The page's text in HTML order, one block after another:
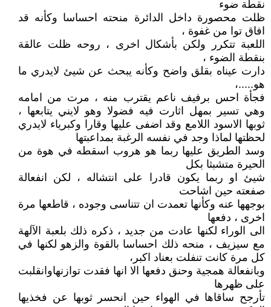
نقطة ضوء
ظلت محصورة داخل الدائرة منحته احساسا وكأنه قد
افاق توا من غفوة ،
اللعبة تتكرر ولكن بأشكال اخرى ، روحه ظلت عالقة
بنقطة الضوء ،
دارت عيناه بقلق واضح وكأنه يبحث عن شيئ لايدري ما
هو.....،
فجأة احس برفيف ناعم يقترب منه ، مرت من امامه
وهي تسير بمهل اثارت فيه فضولا وهو لايني يتابعها ،
ثوبها الاسود اللامع وقد اضفى عليها وقارا وكبرياء لايدري
لحظتها لماذا وجد في نفسه الرغبة بمداعبتها
وسد الطريق عليها ربما هو هروب اسقطه في هوة من
الحيرة متشبثا بكل
شيئ او ربما يكون قادرا على انتشاله ، لكن انفعالة
صفعته حين اشاحت
بوجهها عنه وكأنها تعمدت ان تتناسى وجوده ، قاطعها مرة
اخرى ، دفعها
الى الوراء لكنها عادت من جديد ، ذكره ذلك بلعبة الآلهة
مع سيزيف ، منحه ذلك احساسا بالقوة والزهو لكنها في
كل مرة كانت تنفلت بعناد اكبر،
وبانفعالة همجية وحنق دفعها الا انها فقدت توازنهاوانقلبت
على ظهرها
تأرجح ساقاها في الهواء حين انحسر ثوبها عن فخذيها